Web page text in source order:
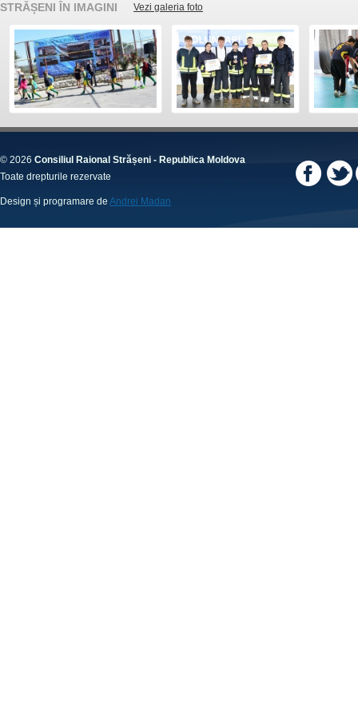
STRĂȘENI ÎN IMAGINI Vezi galeria foto
© 2026 Consiliul Raional Strășeni - Republica Moldova
Toate drepturile rezervate
Design și programare de Andrei Madan